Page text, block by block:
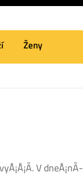
Ženy
V dneÅ¡nÃ­